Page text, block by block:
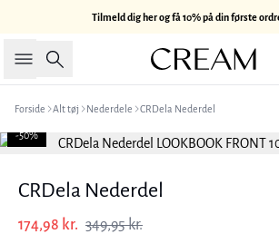
Tilmeld dig her og få 10% på din første
Søg
Forside Alt tøj Nederdele CRDela Nederdel
-50%
CRDela Nederdel
174,98 kr. 349,95 kr.